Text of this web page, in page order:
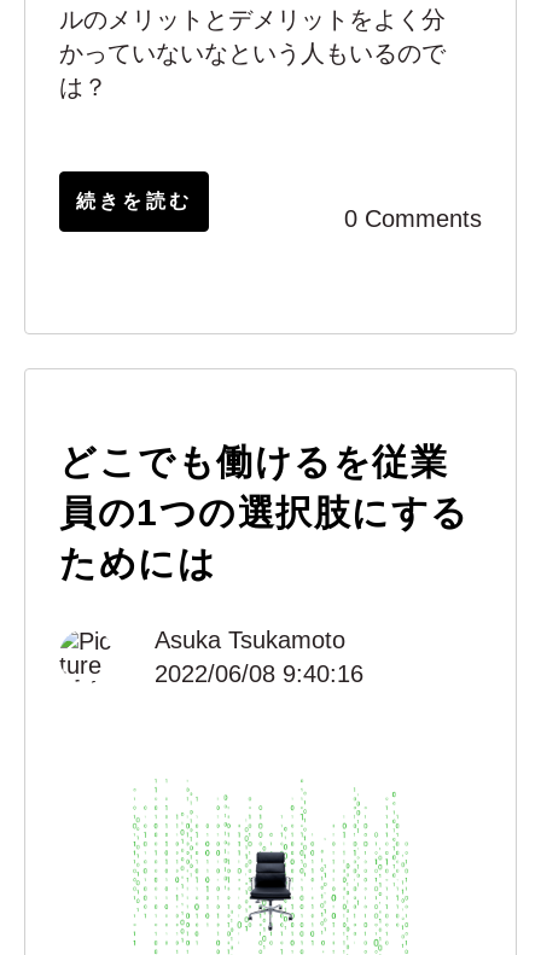
ルのメリットとデメリットをよく分
かっていないなという人もいるので
は？
続きを読む
0 Comments
どこでも働けるを従業
員の1つの選択肢にする
ためには
Asuka Tsukamoto
2022/06/08 9:40:16